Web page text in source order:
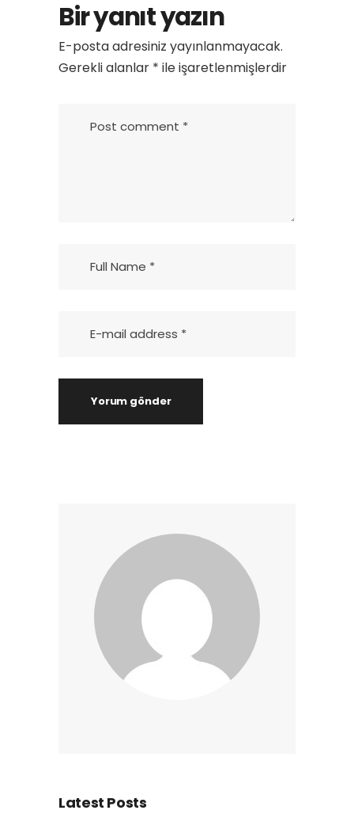
Bir yanıt yazın
E-posta adresiniz yayınlanmayacak.
Gerekli alanlar * ile işaretlenmişlerdir
Latest Posts